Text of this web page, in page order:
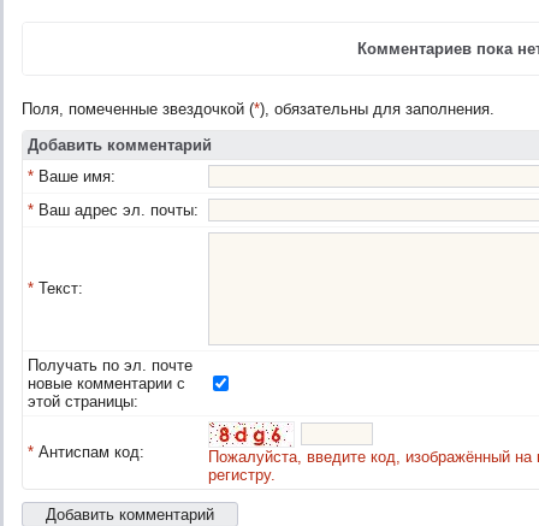
Комментариев пока
Поля, помеченные звездочкой (*), обязательны для заполнения.
Добавить комментарий
* Ваше имя:
* Ваш адрес эл. почты:
* Текст:
Получать по эл. почте
новые комментарии с
этой страницы:
* Антиспам код:
Пожалуйста, введите код, изображённый
регистру.